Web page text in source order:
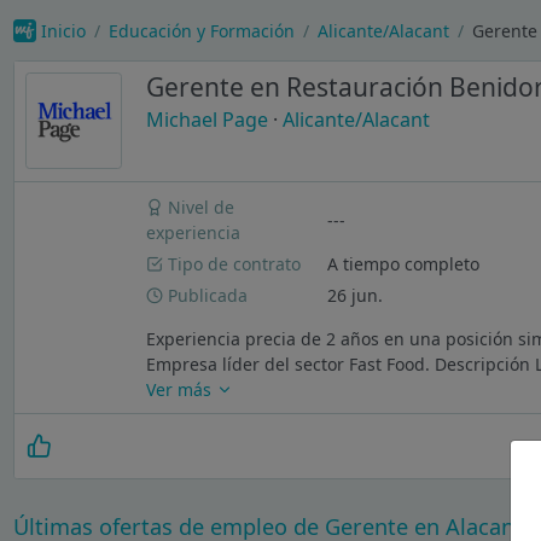
Inicio Educación y Formación Alicante/Alacant
Gerente en Restauración
Michael Page · Alicante/Alacant
Nivel de
experiencia
---
Tipo de contrato
A tiempo completo
Publicada
26 jun.
Experiencia precia de 2 años en una posición
Empresa líder del sector Fast Food.
Ver más
Últimas ofertas de empleo de Gerente en Alacant